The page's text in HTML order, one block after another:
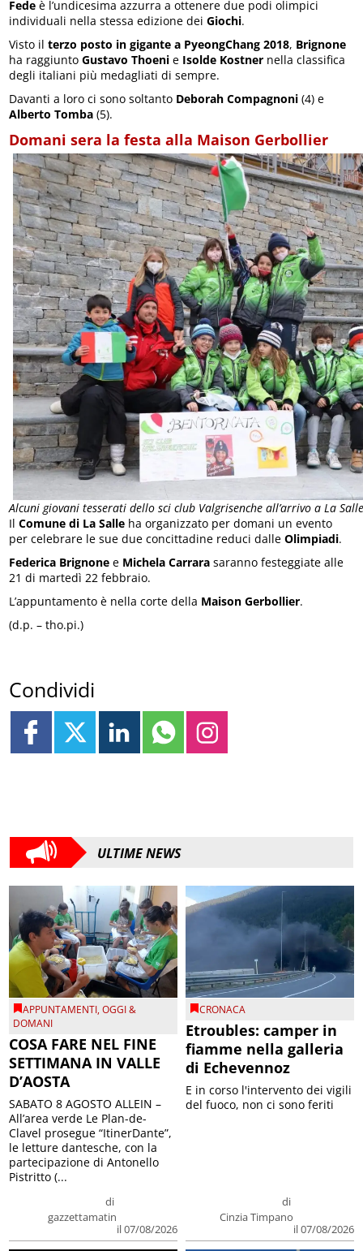
Fede è l’undicesima azzurra a ottenere due podi olimpici
individuali nella stessa edizione deiGiochi.
Visto ilterzo posto in gigante a PyeongChang 2018, Brignone
ha raggiuntoGustavo Thoeni e Isolde Kostner nella classifica
degli italiani più medagliati di sempre.
Davanti a loro ci sono soltanto Deborah Compagnoni (4) e
Alberto Tomba (5).
Domani sera la festa alla Maison Gerbollier
Alcuni giovani tesserati dello sci club Valgrisenche all’arrivo a La
IlComune di La Salle ha organizzato per domani un evento
per celebrare le sue due concittadine reduci dalleOlimpiadi.
Federica Brignone e Michela Carrara saranno festeggiate alle
21 di martedì 22 febbraio.
L’appuntamento è nella corte della Maison Gerbollier.
(d.p. – tho.pi.)
Condividi
ULTIME NEWS
APPUNTAMENTI,OGGI &
DOMANI
COSA FARE NEL FINE
SETTIMANA IN VALLE
D’AOSTA
di
gazzettamatin
il 07/08/2026
SABATO 8 AGOSTO ALLEIN –
All’area verde Le Plan-de-
Clavel prosegue “ItinerDante”,
le letture dantesche, con la
partecipazione di Antonello
Pistritto (...
CRONACA
Etroubles: camper in
fiamme nella galleria
di Echevennoz
di
Cinzia Timpano
il 07/08/2026
E in corso l'intervento dei vigili
del fuoco, non ci sono feriti